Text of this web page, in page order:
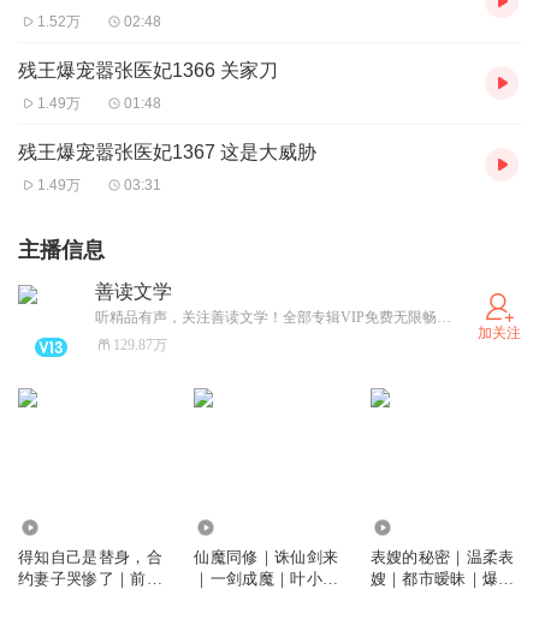
1.52万 02:48
残王爆宠嚣张医妃1366 关家刀
1.49万 01:48
残王爆宠嚣张医妃1367 这是大威胁
1.49万 03:31
主播信息
善读文学
听精品有声，关注善读文学！全部专辑VIP免费无限畅听！
129.87万
加关注
得知自己是替身，合
约妻子哭惨了｜前妻
仙魔同修｜诛仙剑来
｜一剑成魔｜叶小川
表嫂的秘密｜温柔表
嫂｜都市暧昧｜爆款